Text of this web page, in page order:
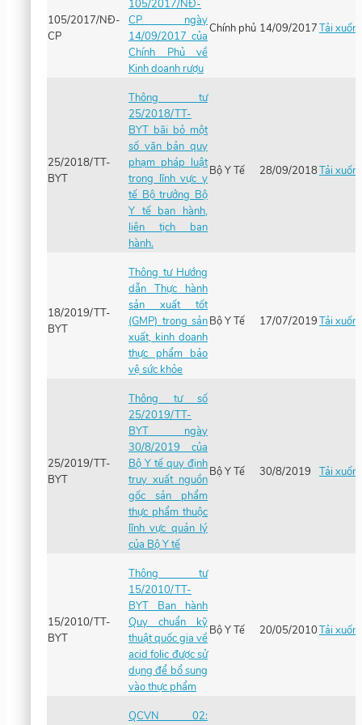
105/2017/NĐ-
CP
105/2017/NĐ-
CP ngày
14/09/2017 của
Chính Phủ về
Kinh doanh rượu
Chính phủ 14/09/2017Tải
25/2018/TT-
BYT
Thông tư
25/2018/TT-
BYT bãi bỏ một
số văn bản quy
phạm pháp luật
trong lĩnh vực y
tế Bộ trưởng Bộ
Y tế ban hành,
liên tịch ban
hành.
Bộ Y Tế 28/09/2018Tải
18/2019/TT-
BYT
Thông tư Hướng
dẫn Thực hành
sản xuất tốt
(GMP) trong sản
xuất, kinh doanh
thực phẩm bảo
vệ sức khỏe
Bộ Y Tế 17/07/2019Tải
25/2019/TT-
BYT
Thông tư số
25/2019/TT-
BYT ngày
30/8/2019 của
Bộ Y tế quy định
truy xuất nguồn
gốc sản phẩm
thực phẩm thuộc
lĩnh vực quản lý
của Bộ Y tế
Bộ Y Tế 30/8/2019 Tải
15/2010/TT-
BYT
Thông tư
15/2010/TT-
BYT Ban hành
Quy chuẩn kỹ
thuật quốc gia về
acid folic được sử
dụng để bổ sung
vào thực phẩm
Bộ Y Tế 20/05/2010Tải
QCVN 02: